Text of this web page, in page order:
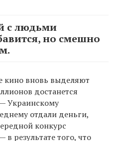
с людьми
но смешно
кино вновь выделяют
достанется
Украинскому
отдали деньги,
конкурс
в результате того, что